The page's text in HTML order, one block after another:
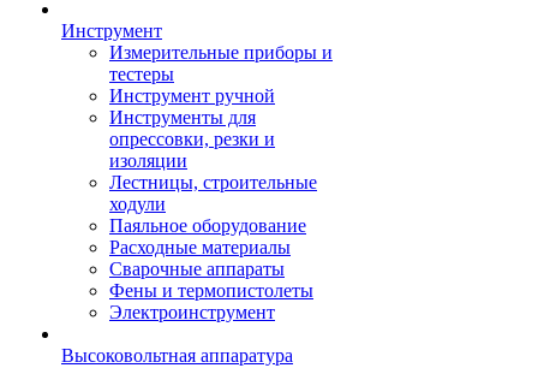
Инструмент
Измерительные приборы и
тестеры
Инструмент ручной
Инструменты для
опрессовки, резки и
изоляции
Лестницы, строительные
ходули
Паяльное оборудование
Расходные материалы
Сварочные аппараты
Фены и термопистолеты
Электроинструмент
Высоковольтная аппаратура